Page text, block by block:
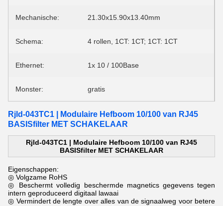
Mechanische: 21.30x15.90x13.40mm
Schema: 4 rollen, 1CT: 1CT; 1CT: 1CT
Ethernet: 1x 10 / 100Base
Monster: gratis
Rjld-043TC1 | Modulaire Hefboom 10/100 van RJ45
BASISfilter MET SCHAKELAAR
Rjld-043TC1 | Modulaire Hefboom 10/100 van RJ45
BASISfilter MET SCHAKELAAR
Eigenschappen:
◎ Volgzame RoHS
◎ Beschermt volledig beschermde magnetics gegevens tegen
intern geproduceerd digitaal lawaai
◎ Vermindert de lengte over alles van de signaalweg voor betere